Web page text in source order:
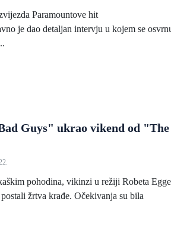
Paramountove hit
je dao detaljan intervju u kojem se
Guys" ukrao vikend od "The
pohodina, vikinzi u režiji Robeta
žrtva krađe. Očekivanja su bila